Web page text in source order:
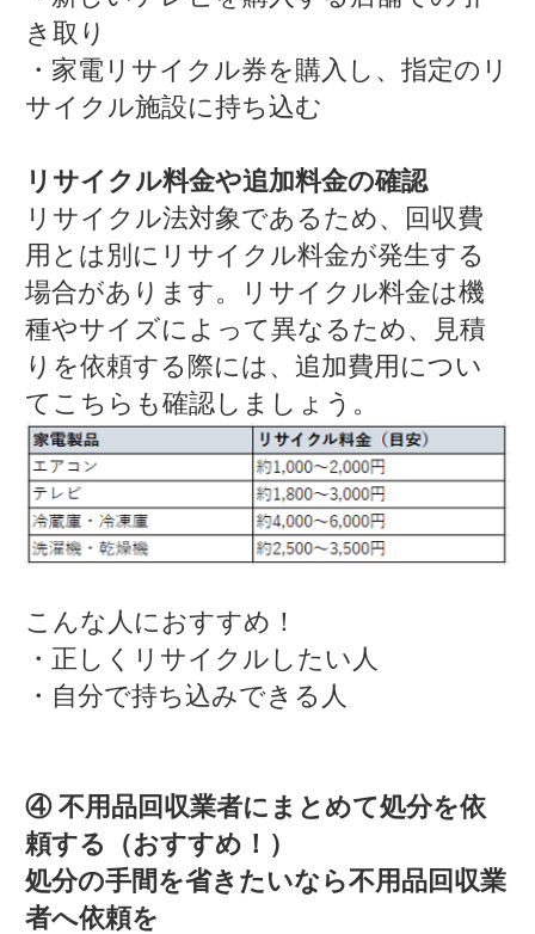
き取り
・家電リサイクル券を購入し、指定のリ
サイクル施設に持ち込む
リサイクル料金や追加料金の確認
リサイクル法対象であるため、回収費
用とは別にリサイクル料金が発生する
場合があります。リサイクル料金は機
種やサイズによって異なるため、見積
りを依頼する際には、追加費用につい
てこちらも確認しましょう。
こんな人におすすめ！
・正しくリサイクルしたい人
・自分で持ち込みできる人
④ 不用品回収業者にまとめて処分を依
頼する（おすすめ！）
処分の手間を省きたいなら不用品回収業
者へ依頼を